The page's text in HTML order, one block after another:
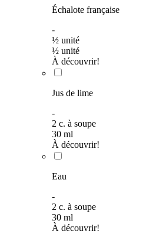
Échalote française
-
½ unité
½ unité
À découvrir!
Jus de lime
-
2 c. à soupe
30 ml
À découvrir!
Eau
-
2 c. à soupe
30 ml
À découvrir!